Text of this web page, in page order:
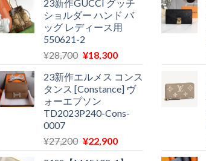
23新作GUCCI グッチ
ショルダー ハンド バ
ッグ レディース用
550621-2
¥28,700 元
価
格
は
¥28,700
し
¥18,300現
の
価
は
で
す。
23新作エルメス コンス
タンス [Constance] ヴ
ォーエプソン
TD2023P240-Cons-
0007
¥27,200 元
¥22,900現